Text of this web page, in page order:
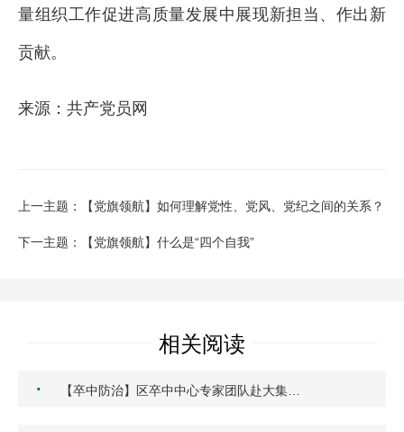
量组织工作促进高质量发展中展现新担当、作出新
贡献。
来源：共产党员网
上一主题：【党旗领航】如何理解党性、党风、党纪之间的关系？
下一主题：【党旗领航】什么是“四个自我”
相关阅读
· 【卒中防治】区卒中中心专家团队赴大集…